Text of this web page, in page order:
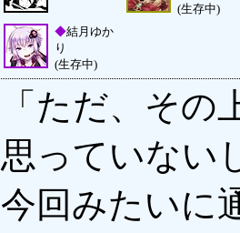
(生存中)
◆結月ゆか
り
(生存中)
「ただ、そ
思っていない
今回みたいに